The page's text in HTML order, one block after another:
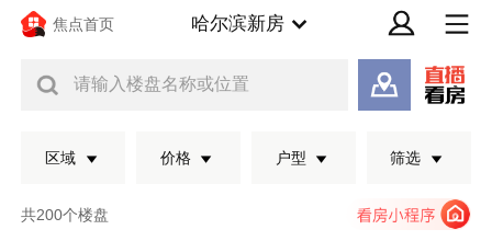
焦点首页 哈尔滨新房
请输入楼盘名称或位置
区域 价格 户型 筛选
共200个楼盘